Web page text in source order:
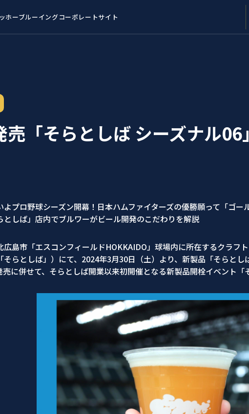
ホーブルーイングコーポレートサイト
売「そらとしば シーズナル
よプロ野球シーズン開幕！日本ハムファイターズの優勝願って「ゴー
としば」店内でブルワーがビール開発のこだわりを解説
広島市「エスコンフィールドHOKKAIDO」球場内に所在するクラフ
そらとしば」）にて、2024年3月30日（土）より、新製品「そらと
売に併せて、そらとしば開業以来初開催となる新製品開栓イベント